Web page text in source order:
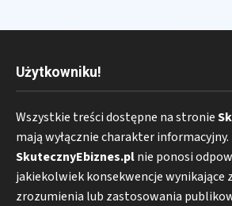
Użytkowniku!
Wszystkie treści dostępne na stronie
mają wyłącznie charakter informacyjny.
SkutecznyEbiznes.plnie ponosi
jakiekolwiek konsekwencje wynikające
zrozumienia lub zastosowania